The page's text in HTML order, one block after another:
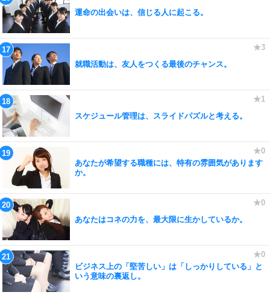
運命の出会いは、信じる人に起こる。
就職活動は、友人をつくる最後のチャンス。
スケジュール管理は、スライドパズルと考える。
あなたが希望する職種には、特有の雰囲気があります
か。
あなたはコネの力を、最大限に生かしているか。
ビジネス上の「堅苦しい」は「しっかりしている」と
いう意味の裏返し。